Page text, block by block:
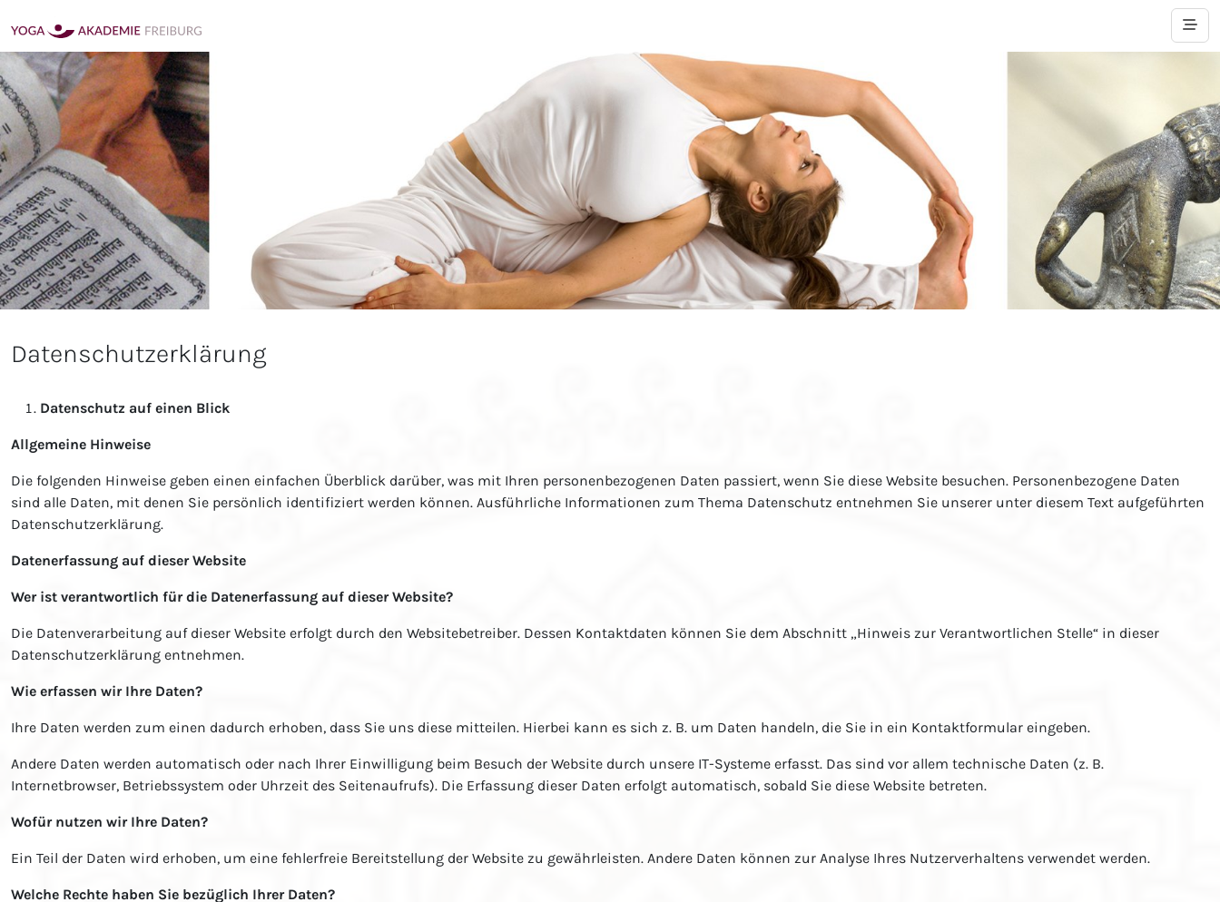
Datenschutzerklärung
Datenschutz auf einen Blick
Allgemeine Hinweise
Die folgenden Hinweise geben einen einfachen Überblick darüber, was mit Ihren personenbezogenen Daten passiert, wenn Sie diese Website besuchen. Personenbezogene Daten
sind alle Daten, mit denen Sie persönlich identifiziert werden können. Ausführliche Informationen zum Thema Datenschutz entnehmen Sie unserer unter diesem Text aufgeführten
Datenschutzerklärung.
Datenerfassung auf dieser Website
Wer ist verantwortlich für die Datenerfassung auf dieser Website?
Die Datenverarbeitung auf dieser Website erfolgt durch den Websitebetreiber. Dessen Kontaktdaten können Sie dem Abschnitt „Hinweis zur Verantwortlichen Stelle“ in dieser
Datenschutzerklärung entnehmen.
Wie erfassen wir Ihre Daten?
Ihre Daten werden zum einen dadurch erhoben, dass Sie uns diese mitteilen. Hierbei kann es sich z. B. um Daten handeln, die Sie in ein Kontaktformular eingeben.
Andere Daten werden automatisch oder nach Ihrer Einwilligung beim Besuch der Website durch unsere IT-Systeme erfasst. Das sind vor allem technische Daten (z. B.
Internetbrowser, Betriebssystem oder Uhrzeit des Seitenaufrufs). Die Erfassung dieser Daten erfolgt automatisch, sobald Sie diese Website betreten.
Wofür nutzen wir Ihre Daten?
Ein Teil der Daten wird erhoben, um eine fehlerfreie Bereitstellung der Website zu gewährleisten. Andere Daten können zur Analyse Ihres Nutzerverhaltens verwendet werden.
Welche Rechte haben Sie bezüglich Ihrer Daten?